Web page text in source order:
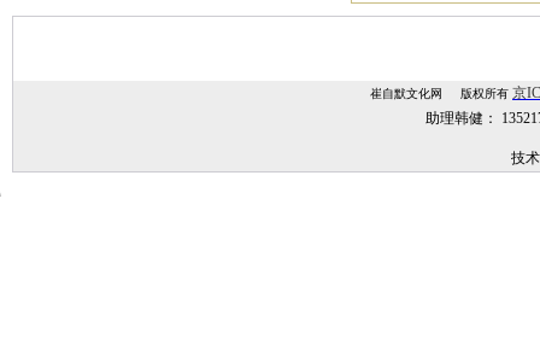
崔自默文化网 版权所有 京
助理韩健：
技